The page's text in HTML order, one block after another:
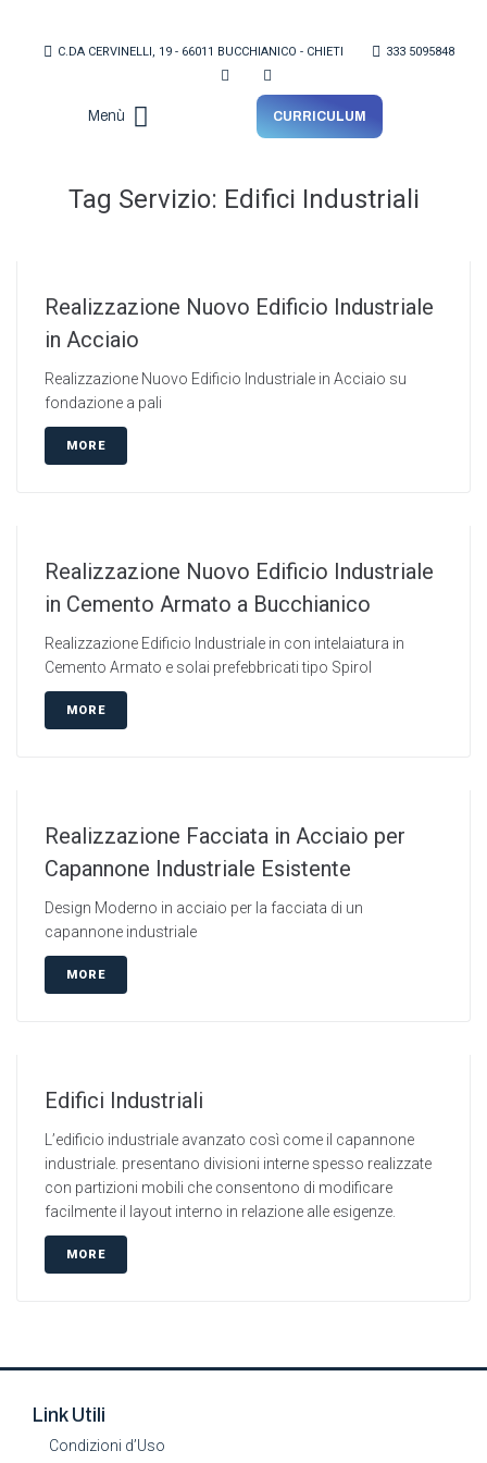
C.DA CERVINELLI, 19 - 66011 BUCCHIANICO - CHIETI 333 5095848
Menù CURRICULUM
Tag Servizio: Edifici Industriali
Realizzazione Nuovo Edificio Industriale
in Acciaio
Realizzazione Nuovo Edificio Industriale in Acciaio su
fondazione a pali
MORE
Realizzazione Nuovo Edificio Industriale
in Cemento Armato a Bucchianico
Realizzazione Edificio Industriale in con intelaiatura in
Cemento Armato e solai prefebbricati tipo Spirol
MORE
Realizzazione Facciata in Acciaio per
Capannone Industriale Esistente
Design Moderno in acciaio per la facciata di un
capannone industriale
MORE
Edifici Industriali
L’edificio industriale avanzato così come il capannone
industriale. presentano divisioni interne spesso realizzate
con partizioni mobili che consentono di modificare
facilmente il layout interno in relazione alle esigenze.
MORE
Link Utili
Condizioni d’Uso